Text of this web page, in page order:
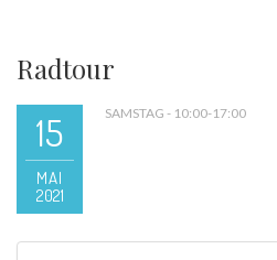
Radtour
15
MAI
2021
SAMSTAG - 10:00-17:00